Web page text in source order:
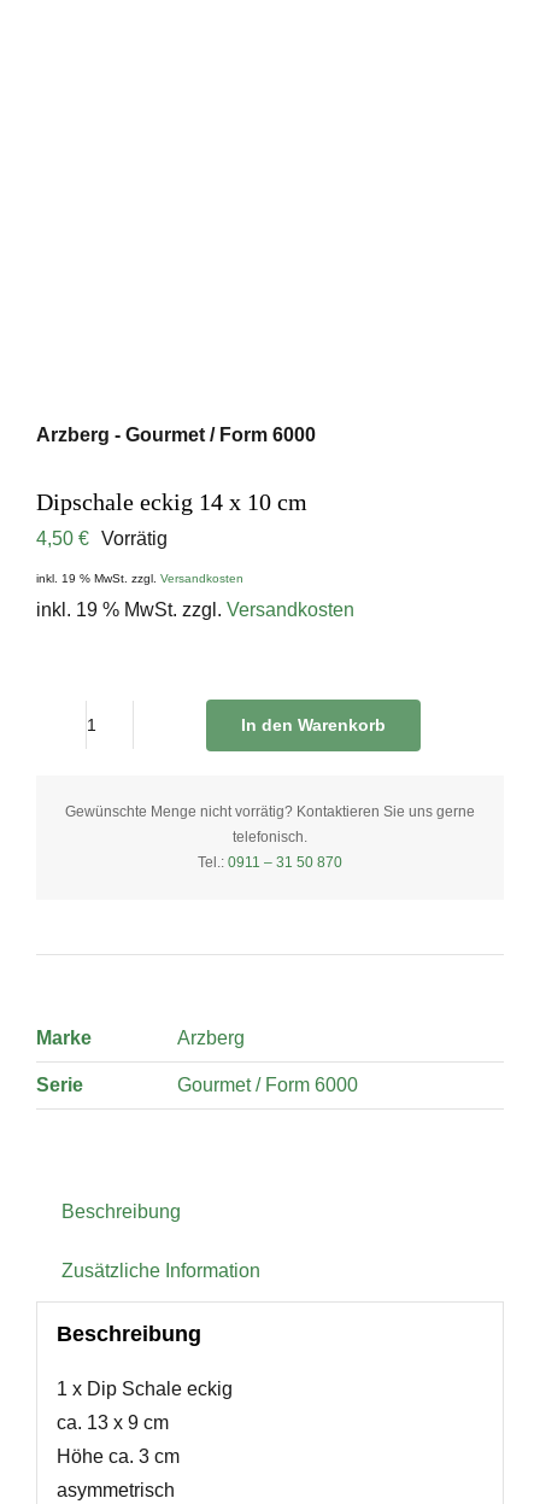
Arzberg - Gourmet / Form 6000
Dipschale eckig 14 x 10 cm
4,50 € Vorrätig
inkl. 19 % MwSt. zzgl. Versandkosten
inkl. 19 % MwSt. zzgl. Versandkosten
14
In den Warenkorb
Gewünschte Menge nicht vorrätig? Kontaktieren Sie uns gerne
telefonisch.
Tel.: 0911 – 31 50 870
Marke Arzberg
Serie Gourmet / Form 6000
Beschreibung
Zusätzliche Information
Beschreibung
1 x Dip Schale eckig
ca. 13 x 9 cm
Höhe ca. 3 cm
asymmetrisch